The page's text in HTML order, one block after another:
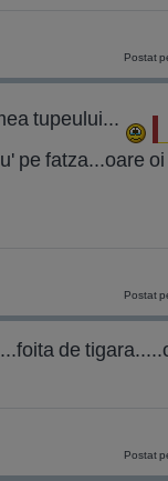
Postat
tupeului...
pe fatza...oare
Postat
de
Postat